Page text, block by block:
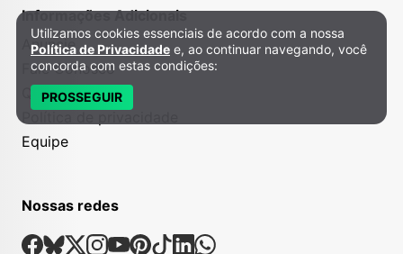
Informações Adicionais
Anuncie
Fale Conosco
Quem somos
Equipe
Nossas redes
Nossas Redes Sociais
Facebook
Bsky
X Instagram
Youtube
Pinterest
TiktokLinkedin
Whatsapp
Política de Privacidade e Cookies
Utilizamos cookies essenciais de acordo com a nossa
Política de Privacidade e, ao continuar navegando, você
concorda com estas condições:
PROSSEGUIR